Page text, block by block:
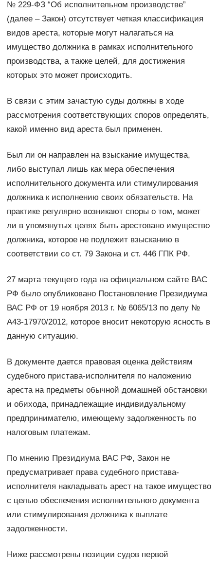
№ 229-ФЗ “Об исполнительном производстве”
(далее – Закон) отсутствует четкая классификация
видов ареста, которые могут налагаться на
имущество должника в рамках исполнительного
производства, а также целей, для достижения
которых это может происходить.
В связи с этим зачастую суды должны в ходе
рассмотрения соответствующих споров определять,
какой именно вид ареста был применен.
Был ли он направлен на взыскание имущества,
либо выступал лишь как мера обеспечения
исполнительного документа или стимулирования
должника к исполнению своих обязательств. На
практике регулярно возникают споры о том, может
ли в упомянутых целях быть арестовано имущество
должника, которое не подлежит взысканию в
соответствии со ст. 79 Закона и ст. 446 ГПК РФ.
27 марта текущего года на официальном сайте ВАС
РФ было опубликовано Постановление Президиума
ВАС РФ от 19 ноября 2013 г. № 6065/13 по делу №
А43-17970/2012, которое вносит некоторую ясность в
данную ситуацию.
В документе дается правовая оценка действиям
судебного пристава-исполнителя по наложению
ареста на предметы обычной домашней обстановки
и обихода, принадлежащие индивидуальному
предпринимателю, имеющему задолженность по
налоговым платежам.
По мнению Президиума ВАС РФ, Закон не
предусматривает права судебного пристава-
исполнителя накладывать арест на такое имущество
с целью обеспечения исполнительного документа
или стимулирования должника к выплате
задолженности.
Ниже рассмотрены позиции судов первой